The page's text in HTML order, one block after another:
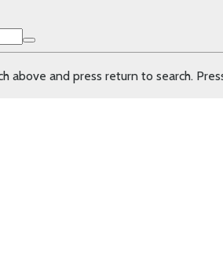
above and press return to search.